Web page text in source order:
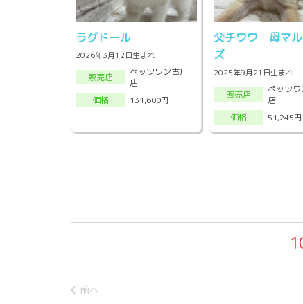
ラグドール
2026年3月12日生まれ
販売店
ペッツワン古川
店
価格
131,600円
父チワワ 母マ
ズ
2025年9月21日生まれ
販売店
ペッツワ
店
価格
51,245円
前へ